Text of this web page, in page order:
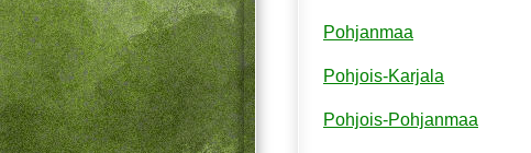
Pohjanmaa
Pohjois-Karjala
Pohjois-Pohjanmaa